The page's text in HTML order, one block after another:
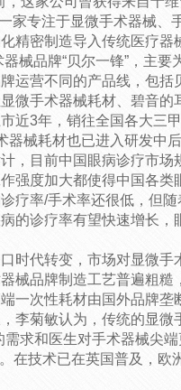
家专注于显微手术器械、
精密制造导入传统医疗器
械品牌“贝尔一锋”，主要
运营不同的产品线，包括
微手术器械耗材、碧音的
近3年，销往全国各大三
械耗材也已进入研发中后
，目前中国眼病诊疗市场
强度加大都使得中国各类
疗率/手术率还很低，但
的诊疗率有望快速增长，
时代转变，市场对显微手
械品牌制造工艺普遍粗糙
一次性耗材由国外品牌垄
李菊敏认为，传统的显微
求和医生对手术器械尖
在技术已在英国普及，欧